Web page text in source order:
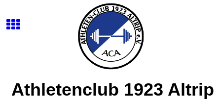
Athletenclub 1923 Altrip